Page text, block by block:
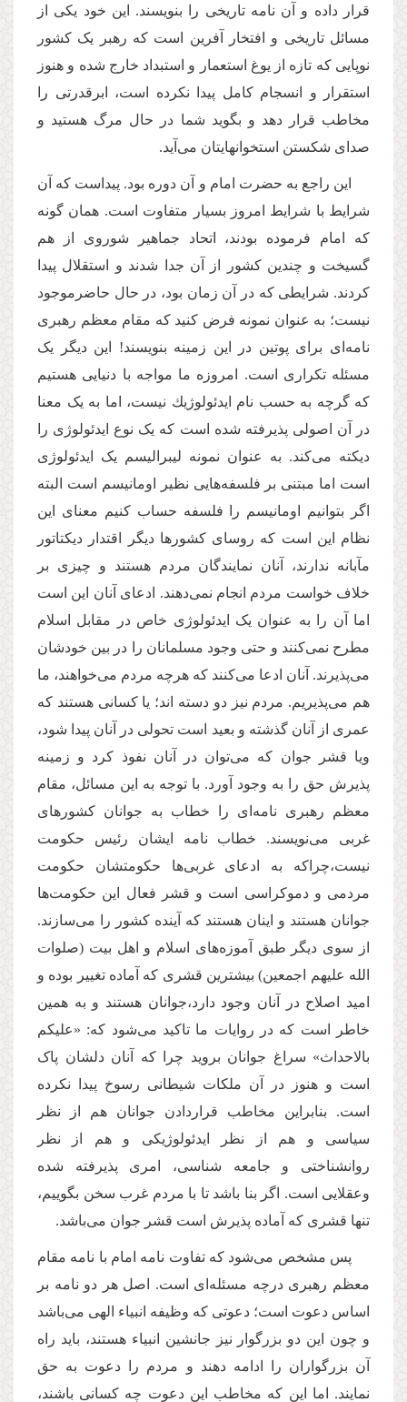
قرار داده و آن نامه تاریخی را بنویسند. این خود یکی از
مسائل تاریخی و افتخار آفرین است که رهبر یک کشور
نوپایی که تازه از یوغ استعمار و استبداد خارج شده و هنوز
استقرار و انسجام کامل پیدا نکرده است، ابرقدرتی را
مخاطب قرار دهد و بگوید شما در حال مرگ هستید و
صدای شکستن استخوانهایتان می‌آید.
این راجع به حضرت امام و آن دوره بود. پیداست که آن
شرایط با شرایط امروز بسیار متفاوت است. همان گونه
که امام فرموده بودند، اتحاد جماهیر شوروی از هم
گسیخت و چندین کشور از آن جدا شدند و استقلال پیدا
کردند. شرایطی که در آن زمان بود، در حال حاضرموجود
نیست؛ به عنوان نمونه فرض کنید که مقام معظم رهبری
نامه‌ای برای پوتین در این زمینه بنویسند! این دیگر یک
مسئله تکراری است. امروزه ما مواجه با دنیایی هستیم
که گرچه به حسب نام ایدئولوژیك نیست، اما به یک معنا
در آن اصولی پذیرفته شده است که یک نوع ایدئولوژی را
دیکته می‌کند. به عنوان نمونه لیبرالیسم یک ایدئولوژی
است اما مبتنی بر فلسفه‌هایی نظیر اومانیسم است البته
اگر بتوانیم اومانیسم را فلسفه حساب کنیم معنای این
نظام این است که روسای کشورها دیگر اقتدار دیکتاتور
مآبانه ندارند، آنان نمایندگان مردم هستند و چیزی بر
خلاف خواست مردم انجام نمی‌دهند. ادعای آنان این است
اما آن را به عنوان یک ایدئولوژی خاص در مقابل اسلام
مطرح نمی‌کنند و حتی وجود مسلمانان را در بین خودشان
می‌پذیرند. آنان ادعا می‌کنند که هرچه مردم می‌خواهند، ما
هم می‌پذیریم. مردم نیز دو دسته اند؛ یا کسانی هستند که
عمری از آنان گذشته و بعید است تحولی در آنان پیدا شود،
ویا قشر جوان که می‌توان در آنان نفوذ کرد و زمینه
پذیرش حق را به وجود آورد. با توجه به این مسائل، مقام
معظم رهبری نامه‌ای را خطاب به جوانان کشورهای
غربی می‌نویسند. خطاب نامه ایشان رئیس حکومت
نیست،چراکه به ادعای غربی‌ها حکومتشان حکومت
مردمی و دموکراسی است و قشر فعال این حکومت‌ها
جوانان هستند و اینان هستند که آینده کشور را می‌سازند.
از سوی دیگر طبق آموزه‌های اسلام و اهل بیت (صلوات
الله علیهم اجمعین) بیشترین قشری که آماده تغییر بوده و
امید اصلاح در آنان وجود دارد،جوانان هستند و به همین
خاطر است که در روایات ما تاکید می‌شود که: «علیکم
بالاحداث» سراغ جوانان بروید چرا که آنان دلشان پاک
است و هنوز در آن ملکات شیطانی رسوخ پیدا نکرده
است. بنابراین مخاطب قراردادن جوانان هم از نظر
سیاسی و هم از نظر ایدئولوژیکی و هم از نظر
روانشناختی و جامعه شناسی، امری پذیرفته شده
وعقلایی است. اگر بنا باشد تا با مردم غرب سخن بگوییم،
تنها قشری که آماده پذیرش است قشر جوان می‌باشد.
پس مشخص می‌شود که تفاوت نامه امام با نامه مقام
معظم رهبری درچه مسئله‌ای است. اصل هر دو نامه بر
اساس دعوت است؛ دعوتی که وظیفه انبیاء الهی می‌باشد
و چون این دو بزرگوار نیز جانشین انبیاء هستند، باید راه
آن بزرگواران را ادامه دهند و مردم را دعوت به حق
نمایند. اما این که مخاطب این دعوت چه کسانی باشند،